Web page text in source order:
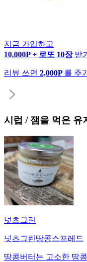
지금 가입하고
10,000P + 로또 10장 받기
리뷰 쓰면 2,000P 를 추
시럽 / 잼을 먹은 유
넛츠그린
넛츠그린땅콩스프레드
땅콩버터는 고소한 땅